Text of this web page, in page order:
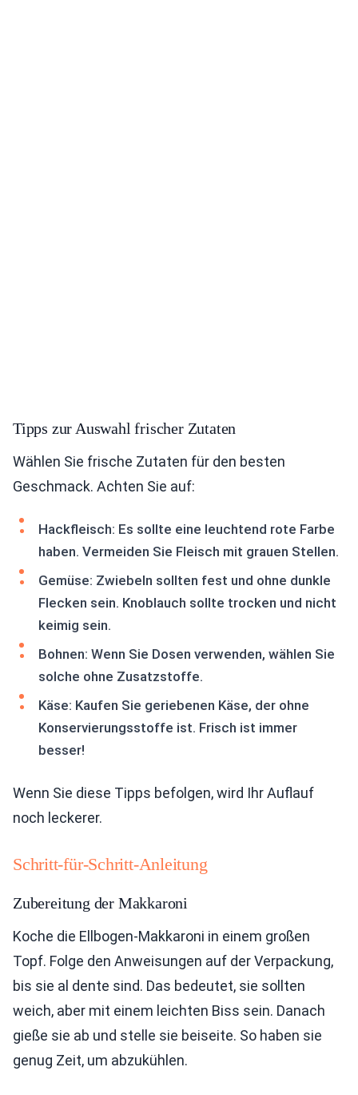
Tipps zur Auswahl frischer Zutaten
Wählen Sie frische Zutaten für den besten
Geschmack. Achten Sie auf:
Hackfleisch: Es sollte eine leuchtend rote Farbe
haben. Vermeiden Sie Fleisch mit grauen Stellen.
Gemüse: Zwiebeln sollten fest und ohne dunkle
Flecken sein. Knoblauch sollte trocken und nicht
keimig sein.
Bohnen: Wenn Sie Dosen verwenden, wählen Sie
solche ohne Zusatzstoffe.
Käse: Kaufen Sie geriebenen Käse, der ohne
Konservierungsstoffe ist. Frisch ist immer
besser!
Wenn Sie diese Tipps befolgen, wird Ihr Auflauf
noch leckerer.
Schritt-für-Schritt-Anleitung
Zubereitung der Makkaroni
Koche die Ellbogen-Makkaroni in einem großen
Topf. Folge den Anweisungen auf der Verpackung,
bis sie al dente sind. Das bedeutet, sie sollten
weich, aber mit einem leichten Biss sein. Danach
gieße sie ab und stelle sie beiseite. So haben sie
genug Zeit, um abzukühlen.